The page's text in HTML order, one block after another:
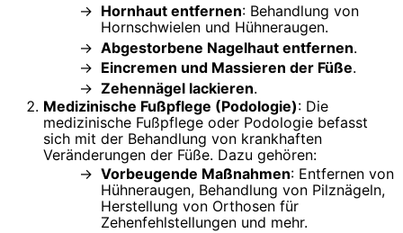
Hornhaut entfernen: Behandlung von
Hornschwielen und Hühneraugen.
Abgestorbene Nagelhaut entfernen.
Eincremen und Massieren der Füße.
Zehennägel lackieren.
Medizinische Fußpflege (Podologie): Die
medizinische Fußpflege oder Podologie befasst
sich mit der Behandlung von krankhaften
Veränderungen der Füße. Dazu gehören:
Vorbeugende Maßnahmen: Entfernen von
Hühneraugen, Behandlung von Pilznägeln,
Herstellung von Orthosen für
Zehenfehlstellungen und mehr.